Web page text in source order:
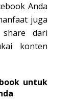
Anda
juga
dari
konten
untuk